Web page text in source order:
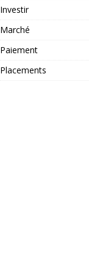
Investir
Marché
Paiement
Placements